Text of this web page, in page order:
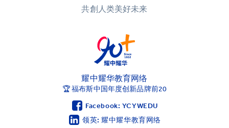
共創人类美好未来
耀中耀华教育网络
🏆 福布斯中国年度创新品牌前20
Facebook: YCYWEDU
领英: 耀中耀华教育网络